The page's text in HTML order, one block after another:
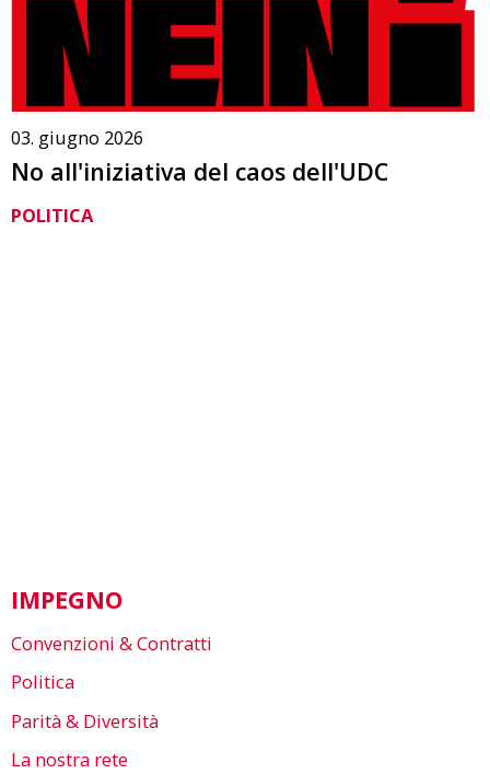
03. giugno 2026
No all'iniziativa del caos dell'UDC
POLITICA
IMPEGNO
Convenzioni & Contratti
Politica
Parità & Diversità
La nostra rete